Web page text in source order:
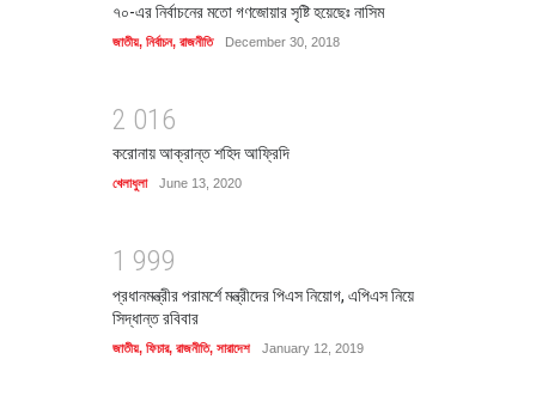
৭০-এর নির্বাচনের মতো গণজোয়ার সৃষ্টি হয়েছেঃ নাসিম
জাতীয়, নির্বাচন, রাজনীতি December 30, 2018
2 01 6
করোনায় আক্রান্ত শহিদ আফ্রিদি
খেলাধুলা June 13, 2020
1 999
প্রধানমন্ত্রীর পরামর্শে মন্ত্রীদের পিএস নিয়োগ, এপিএস নিয়ে
সিদ্ধান্ত রবিবার
জাতীয়, ফিচার, রাজনীতি, সারাদেশ January 12, 2019